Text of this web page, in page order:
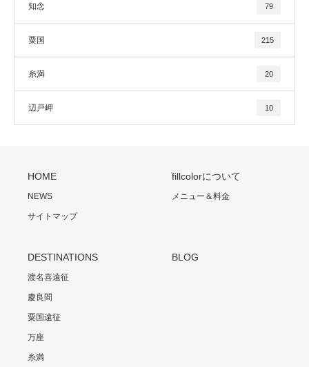
知念 79
粟国 215
糸満 20
辺戸岬 10
HOME
NEWS
サイトマップ
fillcolorについて
メニュー＆料金
DESTINATIONS
渡名喜遠征
慶良間
粟国遠征
万座
糸満
BLOG